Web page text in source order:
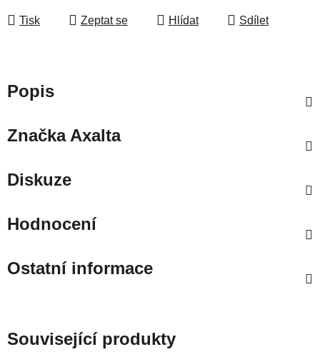
Tisk Zeptat se Hlídat Sdílet
Popis
ZnačkaAxalta
Diskuze
Hodnocení
Ostatní informace
Související produkty